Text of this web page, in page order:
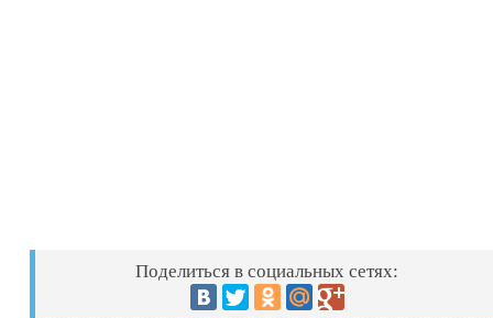
Поделиться в социальных сетях: